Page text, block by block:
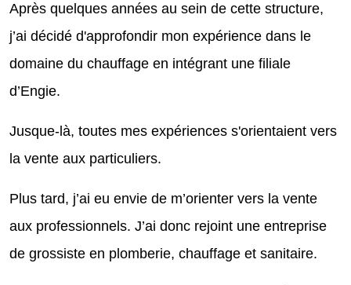
Après quelques années au sein de cette structure,
j’ai décidé d'approfondir mon expérience dans le
domaine du chauffage en intégrant une filiale
d’Engie.
Jusque-là, toutes mes expériences s'orientaient vers
la vente aux particuliers.
Plus tard, j’ai eu envie de m’orienter vers la vente
aux professionnels. J’ai donc rejoint une entreprise
de grossiste en plomberie, chauffage et sanitaire.